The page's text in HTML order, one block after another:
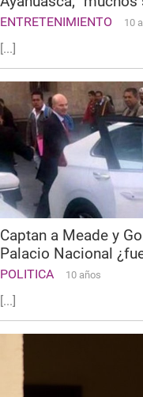
ENTRETENIMIENTO 10
[...]
Captan a Meade y
Palacio Nacional
POLITICA 10 años
[...]